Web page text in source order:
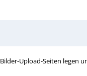
Upload-Seiten legen